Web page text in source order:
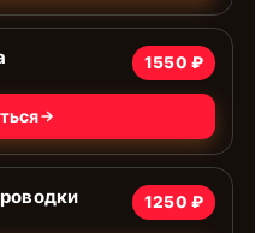
1550 ₽
1250 ₽